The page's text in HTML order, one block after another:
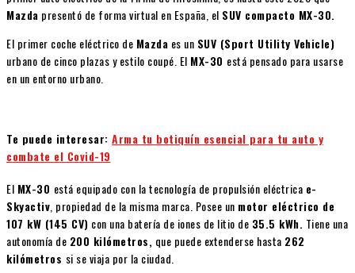
Mazda presentó de forma virtual en España, el SUV compacto MX-30.
El primer coche eléctrico de Mazda es un SUV (Sport Utility Vehicle)
urbano de cinco plazas y estilo coupé. El MX-30 está pensado para usarse
en un entorno urbano.
Te puede interesar: Arma tu botiquín esencial para tu auto y
combate el Covid-19
El MX-30 está equipado con la tecnología de propulsión eléctrica e-
Skyactiv , propiedad de la misma marca. Posee un motor eléctrico de
107 kW (145 CV) con una batería de iones de litio de 35.5 kWh. Tiene una
autonomía de 200 kilómetros, que puede extenderse hasta 262
kilómetros si se viaja por la ciudad.